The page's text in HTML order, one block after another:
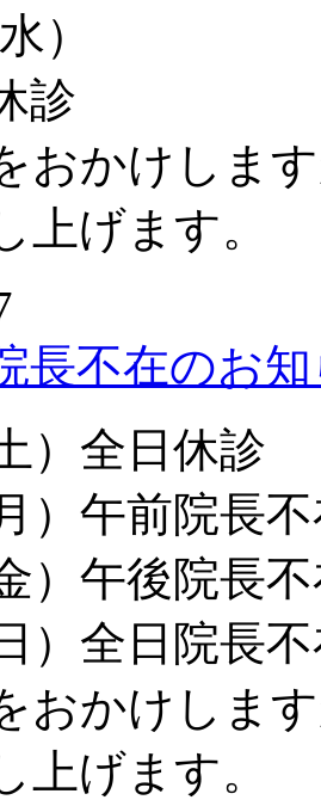
）
診
おかけしま
上げます。
長不在のお
）全日休診
）午前院長
）午後院長
）全日院長
おかけしま
上げます。